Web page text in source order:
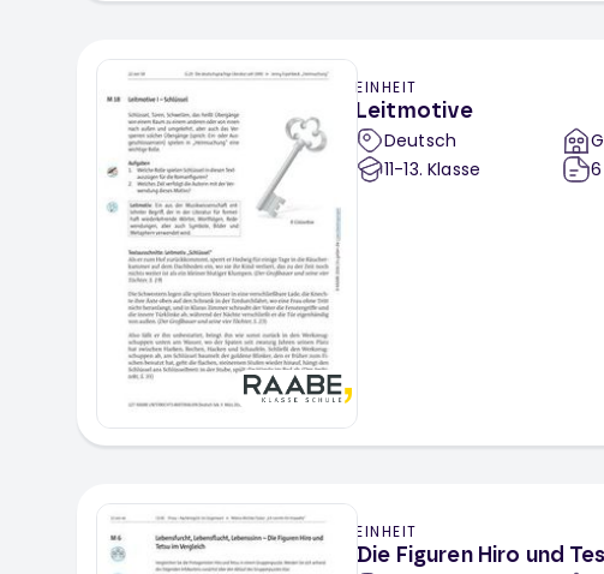
EINHEIT
Leitmotive
Deutsch
11-13. Klasse
6
EINHEIT
Die Figuren Hiro und